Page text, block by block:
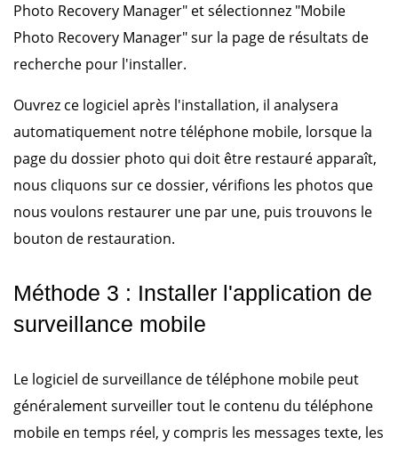
Photo Recovery Manager" et sélectionnez "Mobile
Photo Recovery Manager" sur la page de résultats de
recherche pour l'installer.
Ouvrez ce logiciel après l'installation, il analysera
automatiquement notre téléphone mobile, lorsque la
page du dossier photo qui doit être restauré apparaît,
nous cliquons sur ce dossier, vérifions les photos que
nous voulons restaurer une par une, puis trouvons le
bouton de restauration.
Méthode 3 : Installer l'application de
surveillance mobile
Le logiciel de surveillance de téléphone mobile peut
généralement surveiller tout le contenu du téléphone
mobile en temps réel, y compris les messages texte, les